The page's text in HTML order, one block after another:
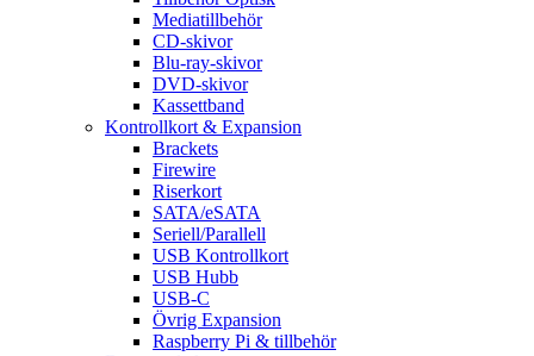
Mediatillbehör
CD-skivor
Blu-ray-skivor
DVD-skivor
Kassettband
Kontrollkort & Expansion
Brackets
Firewire
Riserkort
SATA/eSATA
Seriell/Parallell
USB Kontrollkort
USB Hubb
USB-C
Övrig Expansion
Raspberry Pi & tillbehör